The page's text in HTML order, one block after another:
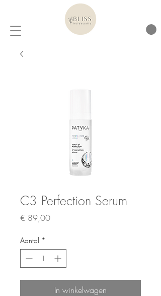
C3 Perfection Serum
€ 89,00Prijs
Aantal *
In winkelwagen